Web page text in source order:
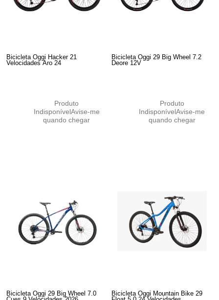
Bicicleta Oggi Hacker 21
Velocidades Aro 24
Produto
IndisponívelAvise-me
quando chegar
Bicicleta Oggi 29 Big Wheel 7.2
Deore 12V
Produto
IndisponívelAvise-me
quando chegar
Bicicleta Oggi 29 Big Wheel 7.0
Bicicleta Oggi Mountain Bike 29